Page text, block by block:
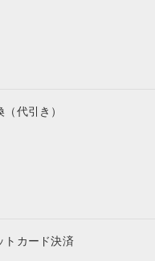
代引き）
トカード決済